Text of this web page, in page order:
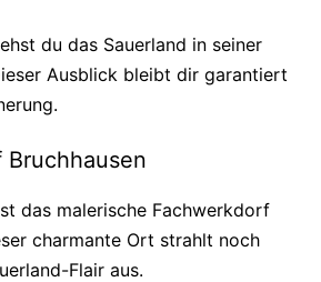
du das Sauerland in seiner
Ausblick bleibt dir garantiert
das malerische Fachwerkdorf
charmante Ort strahlt noch
Flair aus.